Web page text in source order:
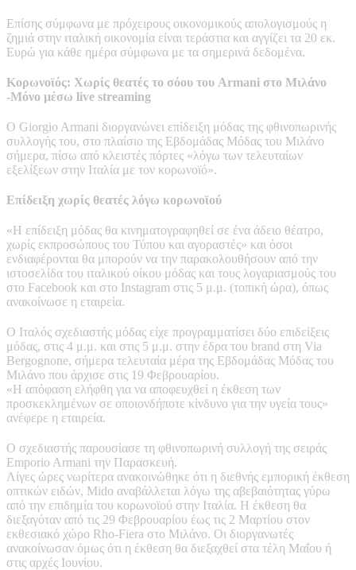
Επίσης σύμφωνα με πρόχειρους οικονομικούς απολογισμούς η
ζημιά στην ιταλική οικονομία είναι τεράστια και αγγίζει τα 20 εκ.
Ευρώ για κάθε ημέρα σύμφωνα με τα σημερινά δεδομένα.
Κορωνοϊός: Χωρίς θεατές το σόου του Armani στο Μιλάνο
-Μόνο μέσω live streaming
Ο Giorgio Armani διοργανώνει επίδειξη μόδας της φθινοπωρινής
συλλογής του, στο πλαίσιο της Εβδομάδας Μόδας του Μιλάνο
σήμερα, πίσω από κλειστές πόρτες «λόγω των τελευταίων
εξελίξεων στην Ιταλία με τον κορωνοϊό».
Επίδειξη χωρίς θεατές λόγω κορωνοϊού
«Η επίδειξη μόδας θα κινηματογραφηθεί σε ένα άδειο θέατρο,
χωρίς εκπροσώπους του Τύπου και αγοραστές» και όσοι
ενδιαφέρονται θα μπορούν να την παρακολουθήσουν από την
ιστοσελίδα του ιταλικού οίκου μόδας και τους λογαριασμούς του
στο Facebook και στο Instagram στις 5 μ.μ. (τοπική ώρα), όπως
ανακοίνωσε η εταιρεία.
Ο Ιταλός σχεδιαστής μόδας είχε προγραμματίσει δύο επιδείξεις
μόδας, στις 4 μ.μ. και στις 5 μ.μ. στην έδρα του brand στη Via
Bergognone, σήμερα τελευταία μέρα της Εβδομάδας Μόδας του
Μιλάνο που άρχισε στις 19 Φεβρουαρίου.
«Η απόφαση ελήφθη για να αποφευχθεί η έκθεση των
προσκεκλημένων σε οποιονδήποτε κίνδυνο για την υγεία τους»
ανέφερε η εταιρεία.
Ο σχεδιαστής παρουσίασε τη φθινοπωρινή συλλογή της σειράς
Emporio Armani την Παρασκευή.
Λίγες ώρες νωρίτερα ανακοινώθηκε ότι η διεθνής εμπορική έκθεση
οπτικών ειδών, Mido αναβάλλεται λόγω της αβεβαιότητας γύρω
από την επιδημία του κορωνοϊού στην Ιταλία. Η έκθεση θα
διεξαγόταν από τις 29 Φεβρουαρίου έως τις 2 Μαρτίου στον
εκθεσιακό χώρο Rho-Fiera στο Μιλάνο. Οι διοργανωτές
ανακοίνωσαν όμως ότι η έκθεση θα διεξαχθεί στα τέλη Μαΐου ή
στις αρχές Ιουνίου.